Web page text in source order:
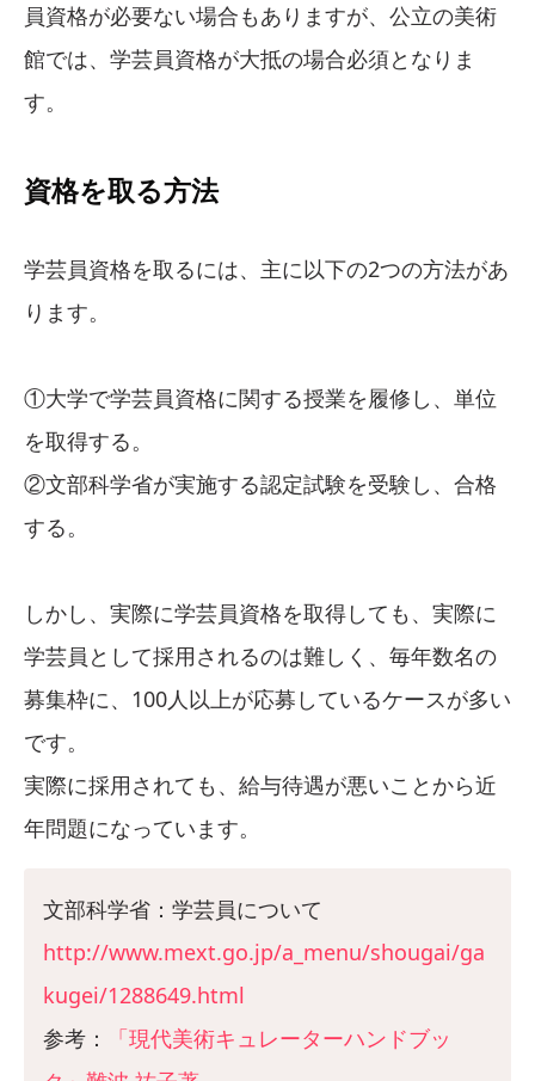
員資格が必要ない場合もありますが、公立の美術
館では、学芸員資格が大抵の場合必須となりま
す。
資格を取る方法
学芸員資格を取るには、主に以下の2つの方法があ
ります。
①大学で学芸員資格に関する授業を履修し、単位
を取得する。
②文部科学省が実施する認定試験を受験し、合格
する。
しかし、実際に学芸員資格を取得しても、実際に
学芸員として採用されるのは難しく、毎年数名の
募集枠に、100人以上が応募しているケースが多い
です。
実際に採用されても、給与待遇が悪いことから近
年問題になっています。
文部科学省：学芸員について
http://www.mext.go.jp/a_menu/shougai/ga
kugei/1288649.html
参考：
「現代美術キュレーターハンドブッ